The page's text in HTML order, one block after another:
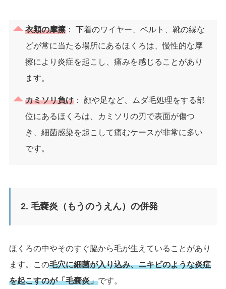
衣類の摩擦 ： 下着のワイヤー、ベルト、靴の縁な
どが常に当たる場所にあるほくろは、慢性的な摩
擦により炎症を起こし、痛みを感じることがあり
ます。
カミソリ負け ： 顔や足など、ムダ毛処理をする部
位にあるほくろは、カミソリの刃で表面が傷つ
き、細菌感染を起こして痛むケースが非常に多い
です。
2. 毛嚢炎（もうのうえん）の併発
ほくろの中やそのすぐ脇から毛が生えていることがあり
ます。この毛穴に細菌が入り込み、ニキビのような炎症
を起こすのが「毛嚢炎」です。